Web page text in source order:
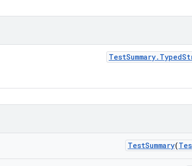
TestSummary. Typed
TestSummary(